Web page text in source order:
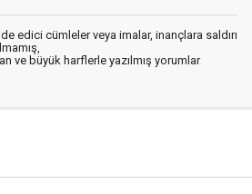
edici cümleler veya imalar, inançlara saldırı
ve büyük harflerle yazılmış yorumlar